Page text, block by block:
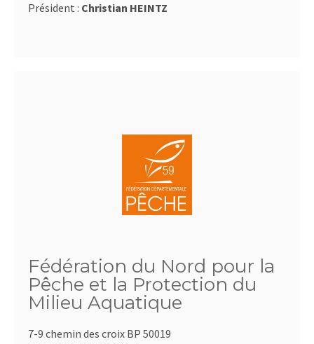
Président : Christian HEINTZ
Fédération du Nord pour la
Pêche et la Protection du
Milieu Aquatique
7-9 chemin des croix BP 50019